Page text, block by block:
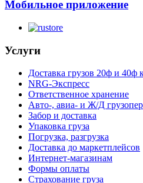
Мобильное приложение
Услуги
Доставка грузов 20ф и 40ф
NRG-Экспресс
Ответственное хранение
Авто-, авиа- и Ж/Д
Забор и доставка
Упаковка груза
Погрузка, разгрузка
Доставка до маркетплейсов
Интернет-магазинам
Формы оплаты
Страхование груза